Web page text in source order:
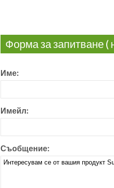
Форма за запитване
Име:
Имейл:
Съобщение: